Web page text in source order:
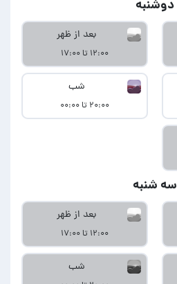
دوشنبه
بعد از ظهر
۱۲:۰۰ تا ۱۷:۰۰
شب
۲۰:۰۰ تا ۰۰:۰۰
سه شنبه
بعد از ظهر
۱۲:۰۰ تا ۱۷:۰۰
شب